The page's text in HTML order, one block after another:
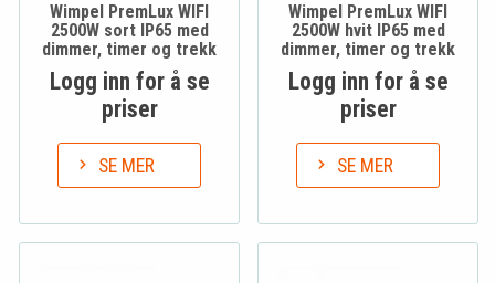
Wimpel PremLux WIFI
2500W sort IP65 med
dimmer, timer og trekk
Logg inn for å se
priser
SE MER
Wimpel PremLux WIFI
2500W hvit IP65 med
dimmer, timer og trekk
Logg inn for å se
priser
SE MER